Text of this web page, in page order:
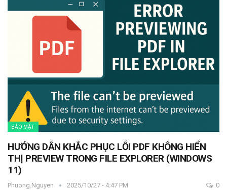
BẢO MẬT
HƯỚNG DẪN KHẮC PHỤC LỖI PDF KHÔNG HIỂN
THỊ PREVIEW TRONG FILE EXPLORER (WINDOWS
11)
Phuong.nguyen 2025/10/27 - 4:47 PM 0